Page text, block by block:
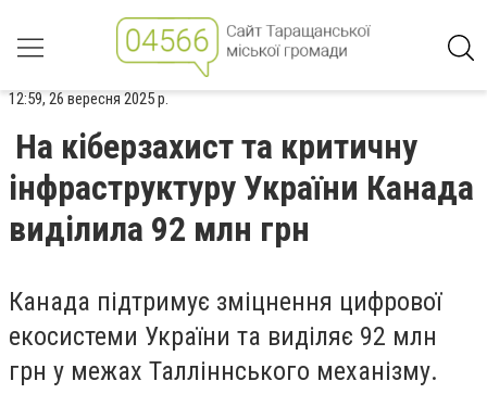
12:59, 26 вересня 2025 р.
На кіберзахист та критичну
інфраструктуру України Канада
виділила 92 млн грн
Канада підтримує зміцнення цифрової
екосистеми України та виділяє 92 млн
грн у межах Талліннського механізму.